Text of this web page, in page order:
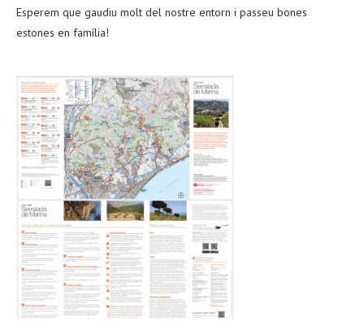
Esperem que gaudiu molt del nostre entorn i passeu bones
estones en família!